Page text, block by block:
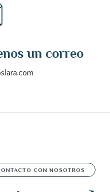
un correo
CON NOSOTROS